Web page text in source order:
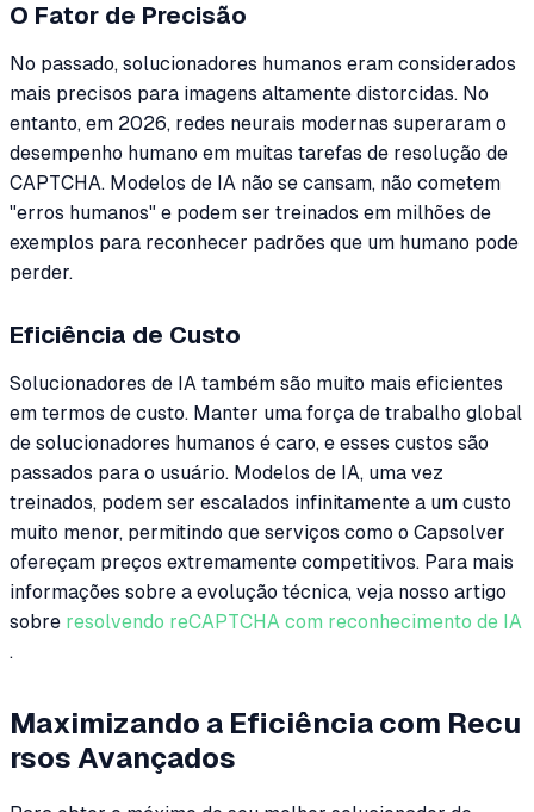
O Fator de Precisão
No passado, solucionadores humanos eram considerados
mais precisos para imagens altamente distorcidas. No
entanto, em 2026, redes neurais modernas superaram o
desempenho humano em muitas tarefas de resolução de
CAPTCHA. Modelos de IA não se cansam, não cometem
"erros humanos" e podem ser treinados em milhões de
exemplos para reconhecer padrões que um humano pode
perder.
Eficiência de Custo
Solucionadores de IA também são muito mais eficientes
em termos de custo. Manter uma força de trabalho global
de solucionadores humanos é caro, e esses custos são
passados para o usuário. Modelos de IA, uma vez
treinados, podem ser escalados infinitamente a um custo
muito menor, permitindo que serviços como o Capsolver
ofereçam preços extremamente competitivos. Para mais
informações sobre a evolução técnica, veja nosso artigo
sobre resolvendo reCAPTCHA com reconhecimento de IA
.
Maximizando a Eficiência com Recu
rsos Avançados